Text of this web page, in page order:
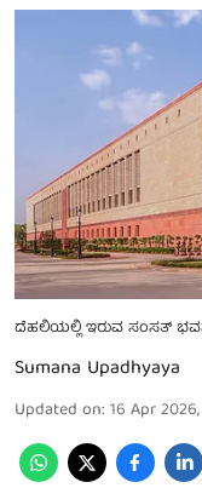
ದೆಹಲಿಯಲ್ಲಿ ಇರುವ ಸಂಸತ್
Sumana Upadhyaya
Updated on: 16 Apr